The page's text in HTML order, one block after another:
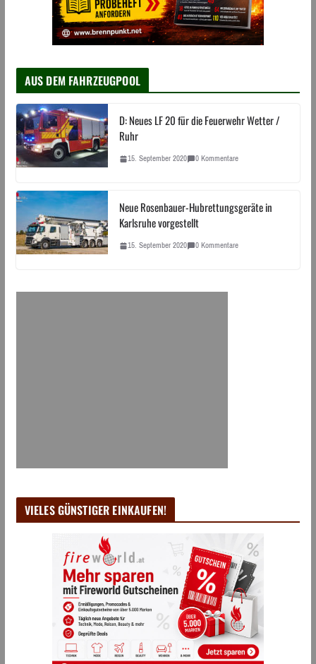
AUS DEM FAHRZEUGPOOL
D: Neues LF 20 für die Feuerwehr Wetter /
Ruhr
15. September 2020 0 Kommentare
Neue Rosenbauer-Hubrettungsgeräte in
Karlsruhe vorgestellt
15. September 2020 0 Kommentare
VIELES GÜNSTIGER EINKAUFEN!